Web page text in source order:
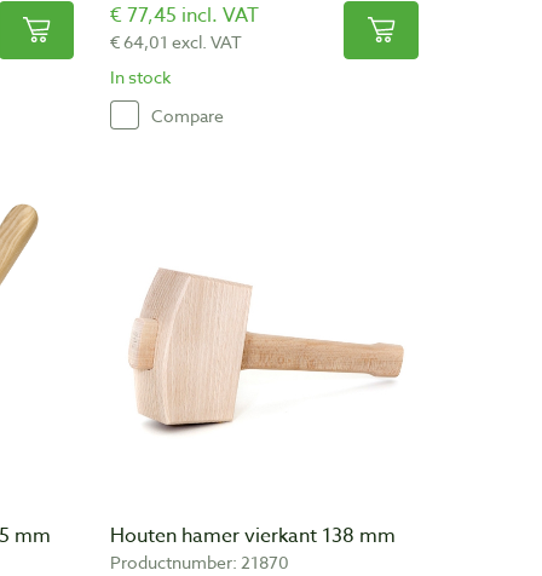
€ 77,45 incl. VAT
€ 64,01 excl. VAT
In stock
Compare
mm Houten hamer vierkant 138 mm
Productnumber: 21870